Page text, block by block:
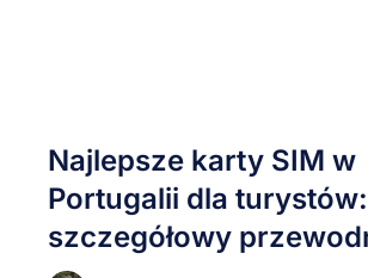
Najlepsze karty SIM w
Portugalii dla turystów:
szczegółowy